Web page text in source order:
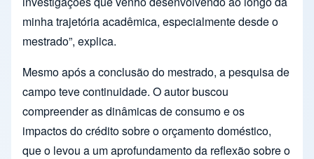
minha trajetória acadêmica, especialmente desde o
mestrado”, explica.
Mesmo após a conclusão do mestrado, a pesquisa de
campo teve continuidade. O autor buscou
compreender as dinâmicas de consumo e os
impactos do crédito sobre o orçamento doméstico,
que o levou a um aprofundamento da reflexão sobre o